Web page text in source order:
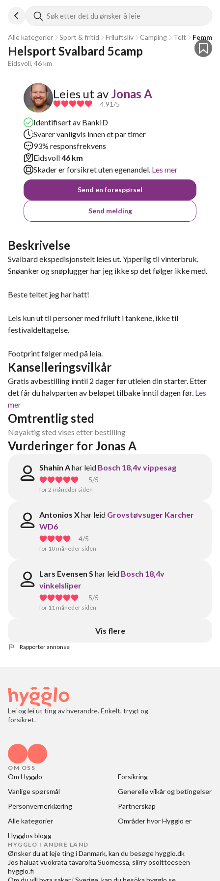
Søk etter det du ønsker å leie
Alle kategorier Sport & fritid Friluftsliv Camping Telt
Helsport Svalbard 5camp
Eidsvoll, 46 km
Leies ut av Jonas A
4.91/5
Identifisert av BankID
Svarer vanligvis innen et par timer
93% responsfrekvens
Eidsvoll46 km
Skader er forsikret uten egenandel. Les mer
Send en forespørsel
Send melding
Beskrivelse
Svalbard ekspedisjonstelt leies ut. Ypperlig til vinterbruk.
Snøanker og snøplugger har jeg ikke sp det følger ikke med.
Beste teltet jeg har hatt!
Leis kun ut til personer med friluft i tankene, ikke til
festivaldeltagelse.
Footprint følger med på leia.
Kanselleringsvilkår
Gratis avbestilling inntil 2 dager før utleien din starter. Etter
det får du halvparten av beløpet tilbake inntil dagen før. Les
mer
Omtrentlig sted
Nøyaktig sted vises etter bestilling
Vurderinger for Jonas A
Shahin Ahar leid Bosch 18,4v vippesag
5/5
for 2 måneder siden
Antonios Xhar leid Grovstøvsuger Karcher
WD6
4/5
for 10 måneder siden
Lars Evensen S har leid Bosch 18,4v
vinkelsliper
5/5
for 11 måneder siden
Vis flere
Rapporter annonse
Lei og lei ut ting av hverandre. Enkelt, trygt og
forsikret.
OM OSS
Om Hygglo
Forsikring
Vanlige spørsmål
Generelle vilkår og betingelser
Personvernerklæring
Partnerskap
Alle kategorier
Områder hvor Hygglo er
Hygglos blogg
HYGGLO I ANDRE LAND
Ønsker du at leje ting i Danmark, kan du besøgehygglo.dk
Jos haluat vuokrata tavaroita Suomessa, siirry osoitteeseen
hygglo.fi